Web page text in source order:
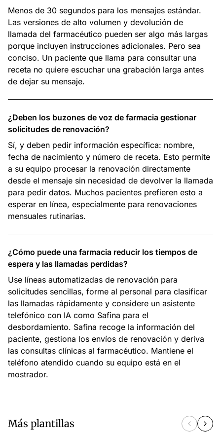
Menos de 30 segundos para los mensajes estándar.
Las versiones de alto volumen y devolución de
llamada del farmacéutico pueden ser algo más largas
porque incluyen instrucciones adicionales. Pero sea
conciso. Un paciente que llama para consultar una
receta no quiere escuchar una grabación larga antes
de dejar su mensaje.
¿Deben los buzones de voz de farmacia gestionar
solicitudes de renovación?
Sí, y deben pedir información específica: nombre,
fecha de nacimiento y número de receta. Esto permite
a su equipo procesar la renovación directamente
desde el mensaje sin necesidad de devolver la llamada
para pedir datos. Muchos pacientes prefieren esto a
esperar en línea, especialmente para renovaciones
mensuales rutinarias.
¿Cómo puede una farmacia reducir los tiempos de
espera y las llamadas perdidas?
Use líneas automatizadas de renovación para
solicitudes sencillas, forme al personal para clasificar
las llamadas rápidamente y considere un asistente
telefónico con IA como Safina para el
desbordamiento. Safina recoge la información del
paciente, gestiona los envíos de renovación y deriva
las consultas clínicas al farmacéutico. Mantiene el
teléfono atendido cuando su equipo está en el
mostrador.
Más plantillas